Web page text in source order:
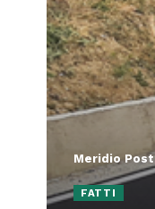
Meridio Post
FATTI